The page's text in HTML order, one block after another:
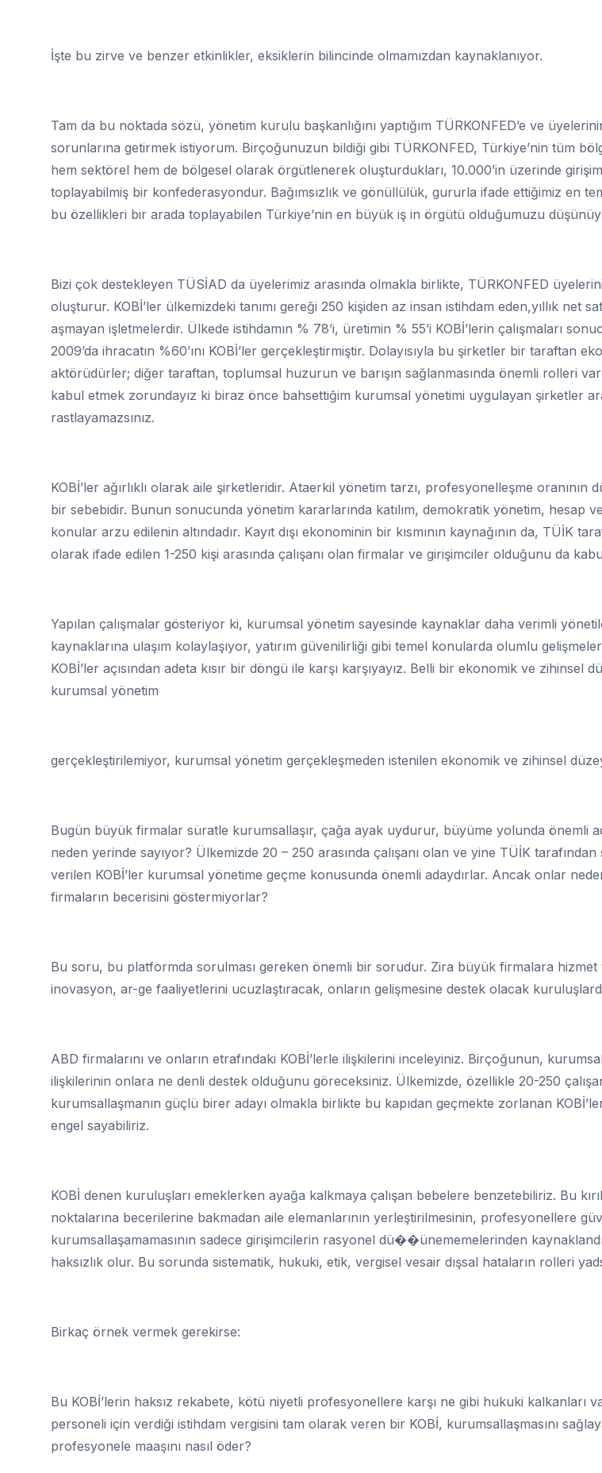
İşte bu zirve ve benzer etkinlikler, eksiklerin bilincinde olmamızdan kaynaklanıyor.
Tam da bu noktada sözü, yönetim kurulu başkanlığını yaptığım TÜRKONFED’e ve
sorunlarına getirmek istiyorum. Birçoğunuzun bildiği gibi TÜRKONFED, Türkiye’nin tüm
hem sektörel hem de bölgesel olarak örgütlenerek oluşturdukları, 10.000’in üzerinde
toplayabilmiş bir konfederasyondur. Bağımsızlık ve gönüllülük, gururla ifade ettiğimiz en
bu özellikleri bir arada toplayabilen Türkiye’nin en büyük iş in örgütü olduğumuzu
Bizi çok destekleyen TÜSİAD da üyelerimiz arasında olmakla birlikte, TÜRKONFED
oluşturur. KOBİ’ler ülkemizdeki tanımı gereği 250 kişiden az insan istihdam eden,yıllık net
aşmayan işletmelerdir. Ülkede istihdamın % 78’i, üretimin % 55’i KOBİ’lerin çalışmaları
2009’da ihracatın %60’ını KOBİ’ler gerçekleştirmiştir. Dolayısıyla bu şirketler bir taraftan
aktörüdürler; diğer taraftan, toplumsal huzurun ve barışın sağlanmasında önemli rolleri
kabul etmek zorundayız ki biraz önce bahsettiğim kurumsal yönetimi uygulayan şirketler
rastlayamazsınız.
KOBİ’ler ağırlıklı olarak aile şirketleridir. Ataerkil yönetim tarzı, profesyonelleşme oranının
bir sebebidir. Bunun sonucunda yönetim kararlarında katılım, demokratik yönetim, hesap
konular arzu edilenin altındadır. Kayıt dışı ekonominin bir kısmının kaynağının da, TÜİK
olarak ifade edilen 1-250 kişi arasında çalışanı olan firmalar ve girişimciler olduğunu da
Yapılan çalışmalar gösteriyor ki, kurumsal yönetim sayesinde kaynaklar daha verimli
kaynaklarına ulaşım kolaylaşıyor, yatırım güvenilirliği gibi temel konularda olumlu
KOBİ’ler açısından adeta kısır bir döngü ile karşı karşıyayız. Belli bir ekonomik ve zihinsel
kurumsal yönetim
gerçekleştirilemiyor, kurumsal yönetim gerçekleşmeden istenilen ekonomik ve zihinsel
Bugün büyük firmalar süratle kurumsallaşır, çağa ayak uydurur, büyüme yolunda önemli
neden yerinde sayıyor? Ülkemizde 20 – 250 arasında çalışanı olan ve yine TÜİK tarafından
verilen KOBİ’ler kurumsal yönetime geçme konusunda önemli adaydırlar. Ancak onlar
firmaların becerisini göstermiyorlar?
Bu soru, bu platformda sorulması gereken önemli bir sorudur. Zira büyük firmalara hizmet
inovasyon, ar-ge faaliyetlerini ucuzlaştıracak, onların gelişmesine destek olacak
ABD firmalarını ve onların etrafındaki KOBİ’lerle ilişkilerini inceleyiniz. Birçoğunun,
ilişkilerinin onlara ne denli destek olduğunu göreceksiniz. Ülkemizde, özellikle 20-250
kurumsallaşmanın güçlü birer adayı olmakla birlikte bu kapıdan geçmekte zorlanan
engel sayabiliriz.
KOBİ denen kuruluşları emeklerken ayağa kalkmaya çalışan bebelere benzetebiliriz. Bu
noktalarına becerilerine bakmadan aile elemanlarının yerleştirilmesinin, profesyonellere
kurumsallaşamamasının sadece girişimcilerin rasyonel dü��ünememelerinden
haksızlık olur. Bu sorunda sistematik, hukuki, etik, vergisel vesair dışsal hataların rolleri
Birkaç örnek vermek gerekirse:
Bu KOBİ’lerin haksız rekabete, kötü niyetli profesyonellere karşı ne gibi hukuki kalkanları
personeli için verdiği istihdam vergisini tam olarak veren bir KOBİ, kurumsallaşmasını
profesyonele maaşını nasıl öder?